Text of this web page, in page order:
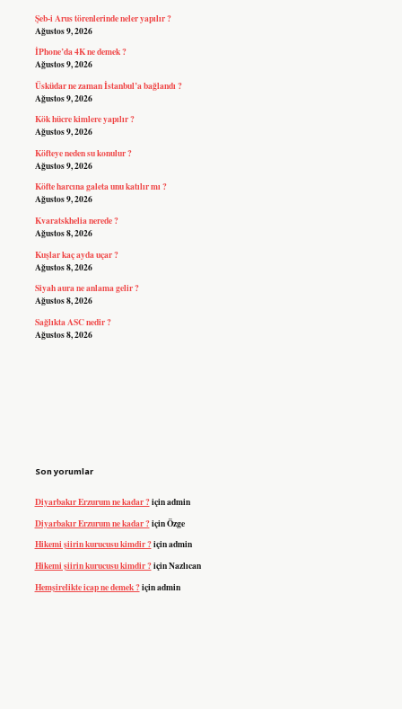
Şeb-i Arus törenlerinde neler yapılır ?
Ağustos 9, 2026
İPhone’da 4K ne demek ?
Ağustos 9, 2026
Üsküdar ne zaman İstanbul’a bağlandı ?
Ağustos 9, 2026
Kök hücre kimlere yapılır ?
Ağustos 9, 2026
Köfteye neden su konulur ?
Ağustos 9, 2026
Köfte harcına galeta unu katılır mı ?
Ağustos 9, 2026
Kvaratskhelia nerede ?
Ağustos 8, 2026
Kuşlar kaç ayda uçar ?
Ağustos 8, 2026
Siyah aura ne anlama gelir ?
Ağustos 8, 2026
Sağlıkta ASC nedir ?
Ağustos 8, 2026
Son yorumlar
Diyarbakır Erzurum ne kadar ?içinadmin
Diyarbakır Erzurum ne kadar ?içinÖzge
Hikemi şiirin kurucusu kimdir ?içinadmin
Hikemi şiirin kurucusu kimdir ?içinNazlıcan
Hemşirelikte icap ne demek ?içinadmin